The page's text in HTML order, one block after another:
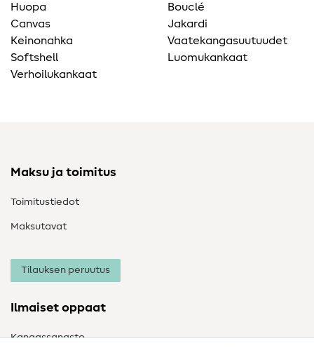
Huopa
Canvas
Keinonahka
Softshell
Verhoilukankaat
Bouclé
Jakardi
Vaatekangasuutuudet
Luomukankaat
Maksu ja toimitus
Toimitustiedot
Maksutavat
Tilauksen peruutus
Ilmaiset oppaat
Kangassanasto